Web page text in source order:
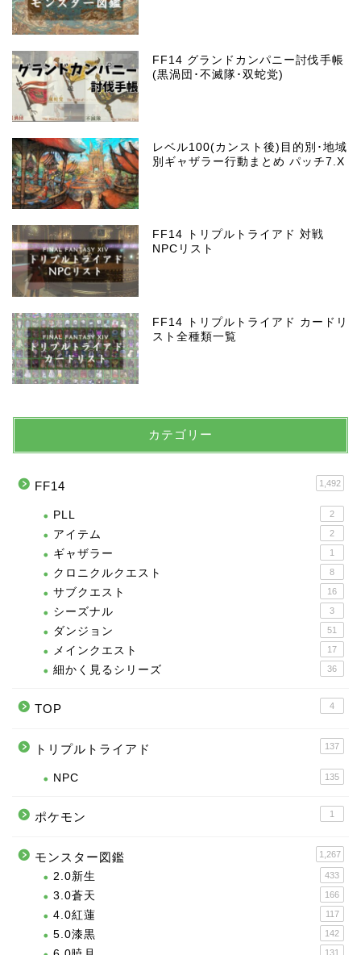
FF14 グランドカンパニー討伐手帳
(黒渦団･不滅隊･双蛇党)
レベル100(カンスト後)目的別･地域
別ギャザラー行動まとめ パッチ7.X
FF14 トリプルトライアド 対戦
NPCリスト
FF14 トリプルトライアド カードリ
スト全種類一覧
カテゴリー
FF14 1,492
PLL 2
アイテム 2
ギャザラー 1
クロニクルクエスト 8
サブクエスト 16
シーズナル 3
ダンジョン 51
メインクエスト 17
細かく見るシリーズ 36
TOP 4
トリプルトライアド 137
NPC 135
ポケモン 1
モンスター図鑑 1,267
2.0新生 433
3.0蒼天 166
4.0紅蓮 117
5.0漆黒 142
131